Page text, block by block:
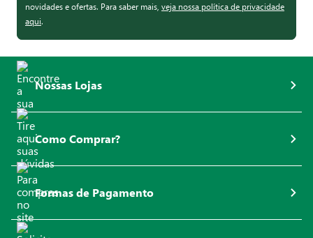
novidades e ofertas. Para saber mais, veja nossa política de privacidade
aqui.
Nossas Lojas
Como Comprar?
Formas de Pagamento